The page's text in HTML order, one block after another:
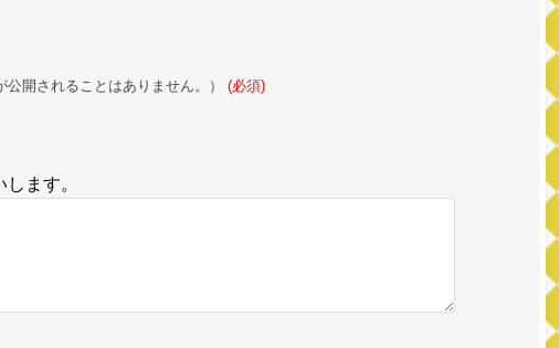
開されることはありません。） (必須)
ます。